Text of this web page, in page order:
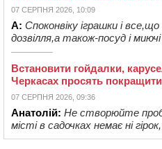
07 СЕРПНЯ 2026, 10:09
А: Споконвіку іграшки і
дозвілля,а також-посуд і
Встановити гойдалки,
Черкасах просять
07 СЕРПНЯ 2026, 09:36
Анатолій: Не створюйте
місті в садочках немає ні